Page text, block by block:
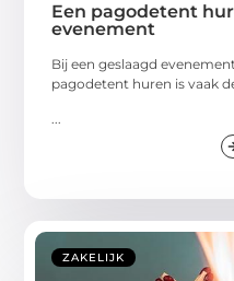
Een pagodetent
evenement
Bij een geslaagd
pagodetent huren is vaak
...
ZAKELIJK